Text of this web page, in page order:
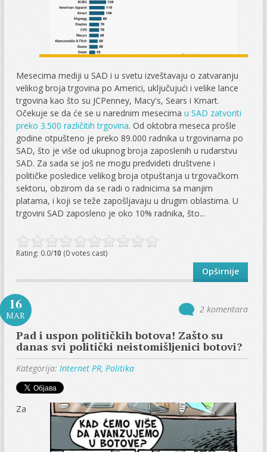
Mesecima mediji u SAD i u svetu izveštavaju o zatvaranju
velikog broja trgovina po Americi, uključujući i velike lance
trgovina kao što su JCPenney, Macy's, Sears i Kmart.
Očekuje se da će se u narednim mesecimau SAD zatvoriti
preko 3.500 različitih trgovina. Od oktobra meseca prošle
godine otpušteno je preko 89.000 radnika u trgovinama po
SAD, što je više od ukupnog broja zaposlenih u rudarstvu
SAD. Za sada se još ne mogu predvideti društvene i
političke posledice velikog broja otpuštanja u trgovačkom
sektoru, obzirom da se radi o radnicima sa manjim
platama, i koji se teže zapošljavaju u drugim oblastima. U
trgovini SAD zaposleno je oko 10% radnika, što...
Rating: 0.0/10 (0 votes cast)
Opširnije
16
MAR
2 komentara
Pad i uspon političkih botova! Zašto su
danas svi politički neistomišljenici botovi?
Kategorija:Internet PR,Politika
Za